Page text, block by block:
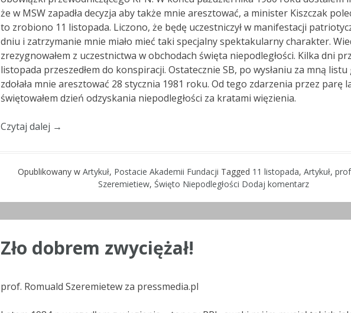
że w MSW zapadła decyzja aby także mnie aresztować, a minister Kiszczak
to zrobiono 11 listopada. Liczono, że będę uczestniczył w manifestacji
dniu i zatrzymanie mnie miało mieć taki specjalny spektakularny charakter.
zrezygnowałem z uczestnictwa w obchodach święta niepodległości. Kilka dni
listopada przeszedłem do konspiracji. Ostatecznie SB, po wysłaniu za mną
zdołała mnie aresztować 28 stycznia 1981 roku. Od tego zdarzenia przez parę
świętowałem dzień odzyskania niepodległości za kratami więzienia.
Czytaj dalej →
Opublikowany w Artykuł, Postacie Akademii Fundacji Tagged 11 listopada, Artykuł,
Szeremietiew, Święto Niepodległości Dodaj komentarz
Zło dobrem zwyciężał!
prof. Romuald Szeremietew za pressmedia.pl